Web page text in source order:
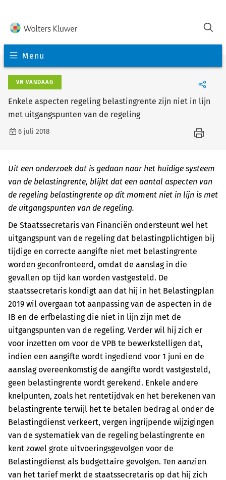
Menu
VN VANDAAG
Enkele aspecten regeling belastingrente zijn niet in lijn
met uitgangspunten van de regeling
6 juli 2018
Uit een onderzoek dat is gedaan naar het huidige systeem
van de belastingrente, blijkt dat een aantal aspecten van
de regeling belastingrente op dit moment niet in lijn is met
de uitgangspunten van de regeling.
De Staatssecretaris van Financiën ondersteunt wel het
uitgangspunt van de regeling dat belastingplichtigen bij
tijdige en correcte aangifte niet met belastingrente
worden geconfronteerd, omdat de aanslag in die
gevallen op tijd kan worden vastgesteld. De
staatssecretaris kondigt aan dat hij in het Belastingplan
2019 wil overgaan tot aanpassing van de aspecten in de
IB en de erfbelasting die niet in lijn zijn met de
uitgangspunten van de regeling. Verder wil hij zich er
voor inzetten om voor de VPB te bewerkstelligen dat,
indien een aangifte wordt ingediend voor 1 juni en de
aanslag overeenkomstig de aangifte wordt vastgesteld,
geen belastingrente wordt gerekend. Enkele andere
knelpunten, zoals het rentetijdvak en het berekenen van
belastingrente terwijl het te betalen bedrag al onder de
Belastingdienst verkeert, vergen ingrijpende wijzigingen
van de systematiek van de regeling belastingrente en
kent zowel grote uitvoeringsgevolgen voor de
Belastingdienst als budgettaire gevolgen. Ten aanzien
van het tarief merkt de staatssecretaris op dat hij zich